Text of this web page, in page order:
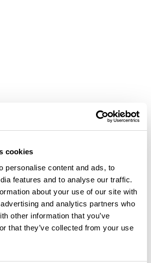
cookies
personalise content and ads, to
features and to analyse our traffic.
about your use of our site with
and analytics partners who
other information that you’ve
that they’ve collected from your use
le premier à ajouter un avis !
Ajouter un avis